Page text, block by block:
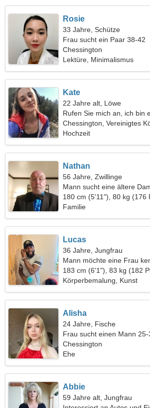
Rosie
33 Jahre, Schütze
Frau sucht ein Paar 38-42
Chessington
Lektüre, Minimalismus
Kate
22 Jahre alt, Löwe
Rufen Sie mich an, ich bin
Chessington, Vereinigtes
Hochzeit
Nathan
56 Jahre, Zwillinge
Mann sucht eine ältere
180 cm (5'11"), 80 kg (176
Familie
Lucas
36 Jahre, Jungfrau
Mann möchte eine Frau
183 cm (6'1"), 83 kg (182
Körperbemalung, Kunst
Alisha
24 Jahre, Fische
Frau sucht einen Mann 25-
Chessington
Ehe
Abbie
59 Jahre alt, Jungfrau